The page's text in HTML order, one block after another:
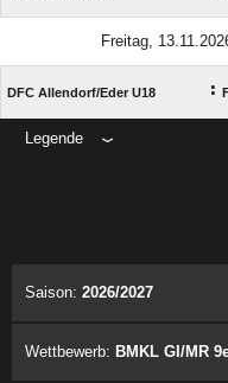
Freitag,
DFC Allendorf/​Eder U18 :
Legende
Saison: 2026/2027
Wettbewerb: BMKL GI/MR